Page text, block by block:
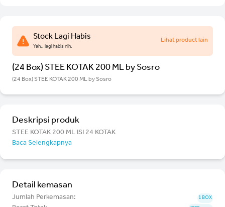
Stock Lagi Habis
Yah.. lagi habis nih.
Lihat product lain
(24 Box) STEE KOTAK 200 ML by Sosro
(24 Box) STEE KOTAK 200 ML by Sosro
Deskripsi produk
STEE KOTAK 200 ML ISI 24 KOTAK
Baca Selengkapnya
Detail kemasan
Jumlah Perkemasan: 1 BOX